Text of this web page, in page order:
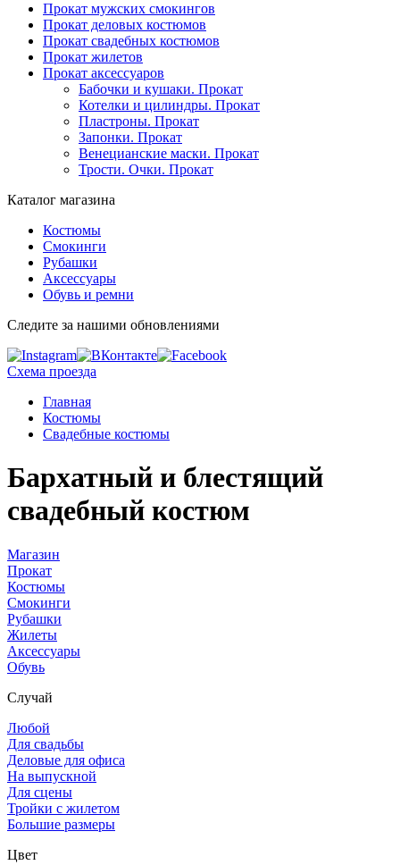
Прокат мужских смокингов
Прокат деловых костюмов
Прокат свадебных костюмов
Прокат жилетов
Прокат аксессуаров
Бабочки и кушаки. Прокат
Котелки и цилиндры. Прокат
Пластроны. Прокат
Запонки. Прокат
Венецианские маски. Прокат
Трости. Очки. Прокат
Каталог магазина
Костюмы
Смокинги
Рубашки
Аксессуары
Обувь и ремни
Следите за нашими обновлениями
Схема проезда
Главная
Костюмы
Свадебные костюмы
Бархатный и блестящий
свадебный костюм
Магазин
Прокат
Костюмы
Смокинги
Рубашки
Жилеты
Аксессуары
Обувь
Случай
Любой
Для свадьбы
Деловые для офиса
На выпускной
Для сцены
Тройки с жилетом
Большие размеры
Цвет